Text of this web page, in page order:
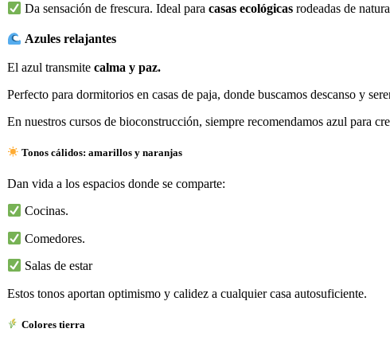
Da sensación de frescura. Ideal paracasas ecológicas rodeadas de
Azules relajantes
El azul transmite calma y paz.
Perfecto para dormitorios en casas de paja, donde buscamos descanso y
En nuestros cursos de bioconstrucción, siempre recomendamos azul para
Tonos cálidos: amarillos y naranjas
Dan vida a los espacios donde se comparte:
Cocinas.
Comedores.
Salas de estar
Estos tonos aportan optimismo y calidez a cualquier casa autosuficiente.
Colores tierra